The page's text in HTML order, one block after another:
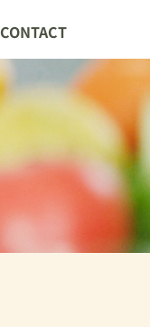
CONTACT